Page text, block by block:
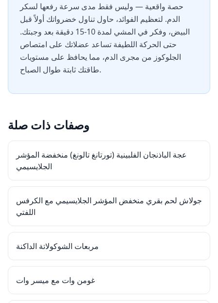
حصة واقعية — وليس فقط مدى سرعة رفعها لسكر
الدم. لتعظيم الفوائد، حاول تناول خضرواتك أولاً قبل
البيض، وفكر في المشي لمدة 10-15 دقيقة بعد وجبتك.
حتى الحركة اللطيفة تساعد عضلاتك على امتصاص
الجلوكوز من مجرى الدم، مما يحافظ على مستويات
طاقتك ثابتة طوال الصباح.
وصفات ذات صلة
عجة الباذنجان الفلبينية (تورتانغ تالونغ) منخفضة المؤشر
الجلايسيمي
جولاش لحم بقري منخفض المؤشر الجلايسيمي مع الكرفس
اللفتي
مربعات الشوكولاتة الداكنة
غومن وات مع ميسر وات